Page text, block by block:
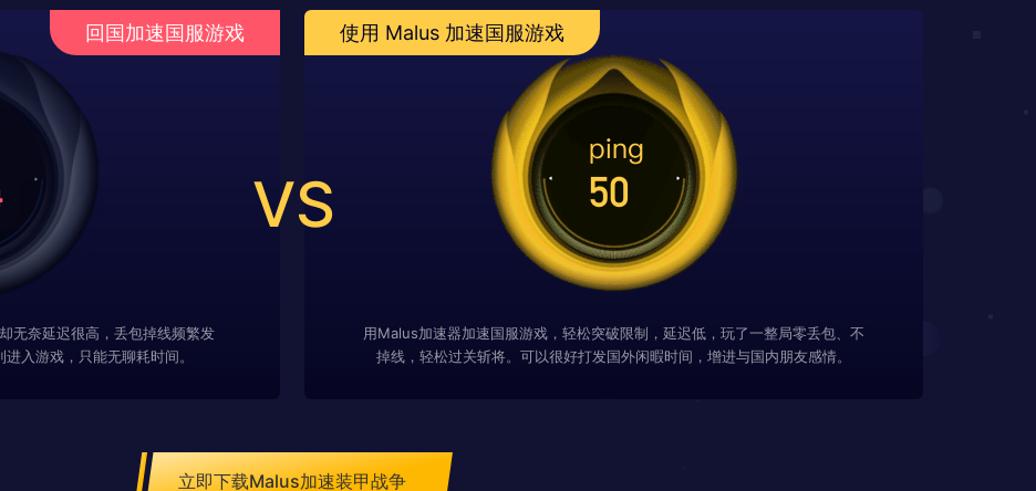
回国加速国服游戏
无奈延迟很高，丢包掉线频繁发
入游戏，只能无聊耗时间。
VS
使用 Malus 加速国服游戏
用Malus加速器加速国服游戏，轻松突破限制，延迟低，玩了一整局零丢包、不
掉线，轻松过关斩将。可以很好打发国外闲暇时间，增进与国内朋友感情。
立即下载Malus加速装甲战争